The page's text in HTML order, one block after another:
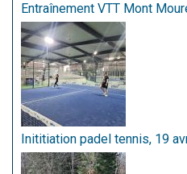
Entraînement VTT Mont
Inititiation padel tennis, 19